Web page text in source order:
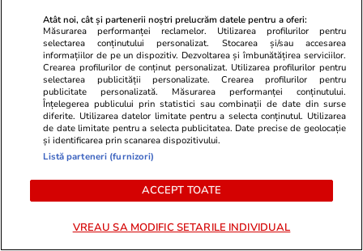
ZiaruldeIasi.ro
Motivul interesant pentru care o
elevă din rural cu o medie de top
la Evaluarea Națională a ales un
liceu tehnologic. „Este o
nebuloasă și pentru noi”
FCSB după
„Baciu nici
să-și dea
Atât noi, cât și partenerii noștri prelucrăm datele pentru a oferi:
Măsurarea performanței reclamelor. Utilizarea profilurilor pentru
selectarea conținutului personalizat. Stocarea și/sau accesarea
informațiilor de pe un dispozitiv. Dezvoltarea și îmbunătățirea serviciilor.
Crearea profilurilor de conținut personalizat. Utilizarea profilurilor pentru
selectarea publicității personalizate. Crearea profilurilor pentru
publicitate personalizată. Măsurarea performanței conținutului.
Înțelegerea publicului prin statistici sau combinații de date din surse
diferite. Utilizarea datelor limitate pentru a selecta conținutul. Utilizarea
de date limitate pentru a selecta publicitatea. Date precise de geolocație
și identificarea prin scanarea dispozitivului.
Listă parteneri (furnizori)
ACCEPT TOATE
VREAU SA MODIFIC SETARILE INDIVIDUAL